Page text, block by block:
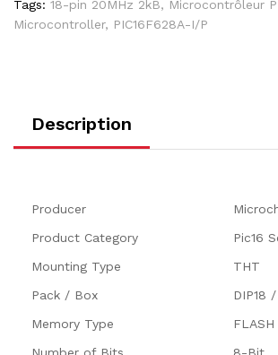
Tags: 18-pin 20MHz 2kB, Microcontrôleur
Microcontroller, PIC16F628A-I/P
Description
Producer
Product Category
Pic16
Mounting Type
THT
Pack / Box
DIP18
Memory Type
FLASH
Number of Bits
8-Bit